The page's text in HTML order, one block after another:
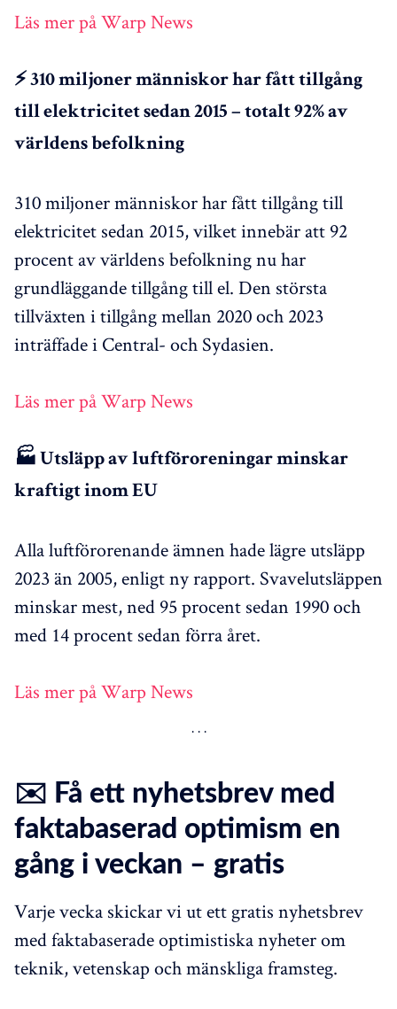
Läs mer på Warp News
⚡ 310 miljoner människor har fått tillgång
till elektricitet sedan 2015 – totalt 92% av
världens befolkning
310 miljoner människor har fått tillgång till
elektricitet sedan 2015, vilket innebär att 92
procent av världens befolkning nu har
grundläggande tillgång till el. Den största
tillväxten i tillgång mellan 2020 och 2023
inträffade i Central- och Sydasien.
Läs mer på Warp News
🏭 Utsläpp av luftföroreningar minskar
kraftigt inom EU
Alla luftförorenande ämnen hade lägre utsläpp
2023 än 2005, enligt ny rapport. Svavelutsläppen
minskar mest, ned 95 procent sedan 1990 och
med 14 procent sedan förra året.
Läs mer på Warp News
✉️ Få ett nyhetsbrev med
faktabaserad optimism en
gång i veckan – gratis
Varje vecka skickar vi ut ett gratis nyhetsbrev
med faktabaserade optimistiska nyheter om
teknik, vetenskap och mänskliga framsteg.